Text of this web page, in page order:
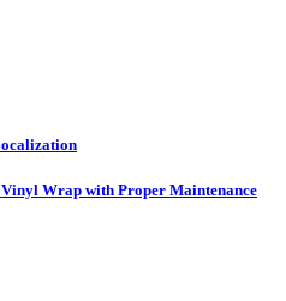
Wrap with Proper Maintenance